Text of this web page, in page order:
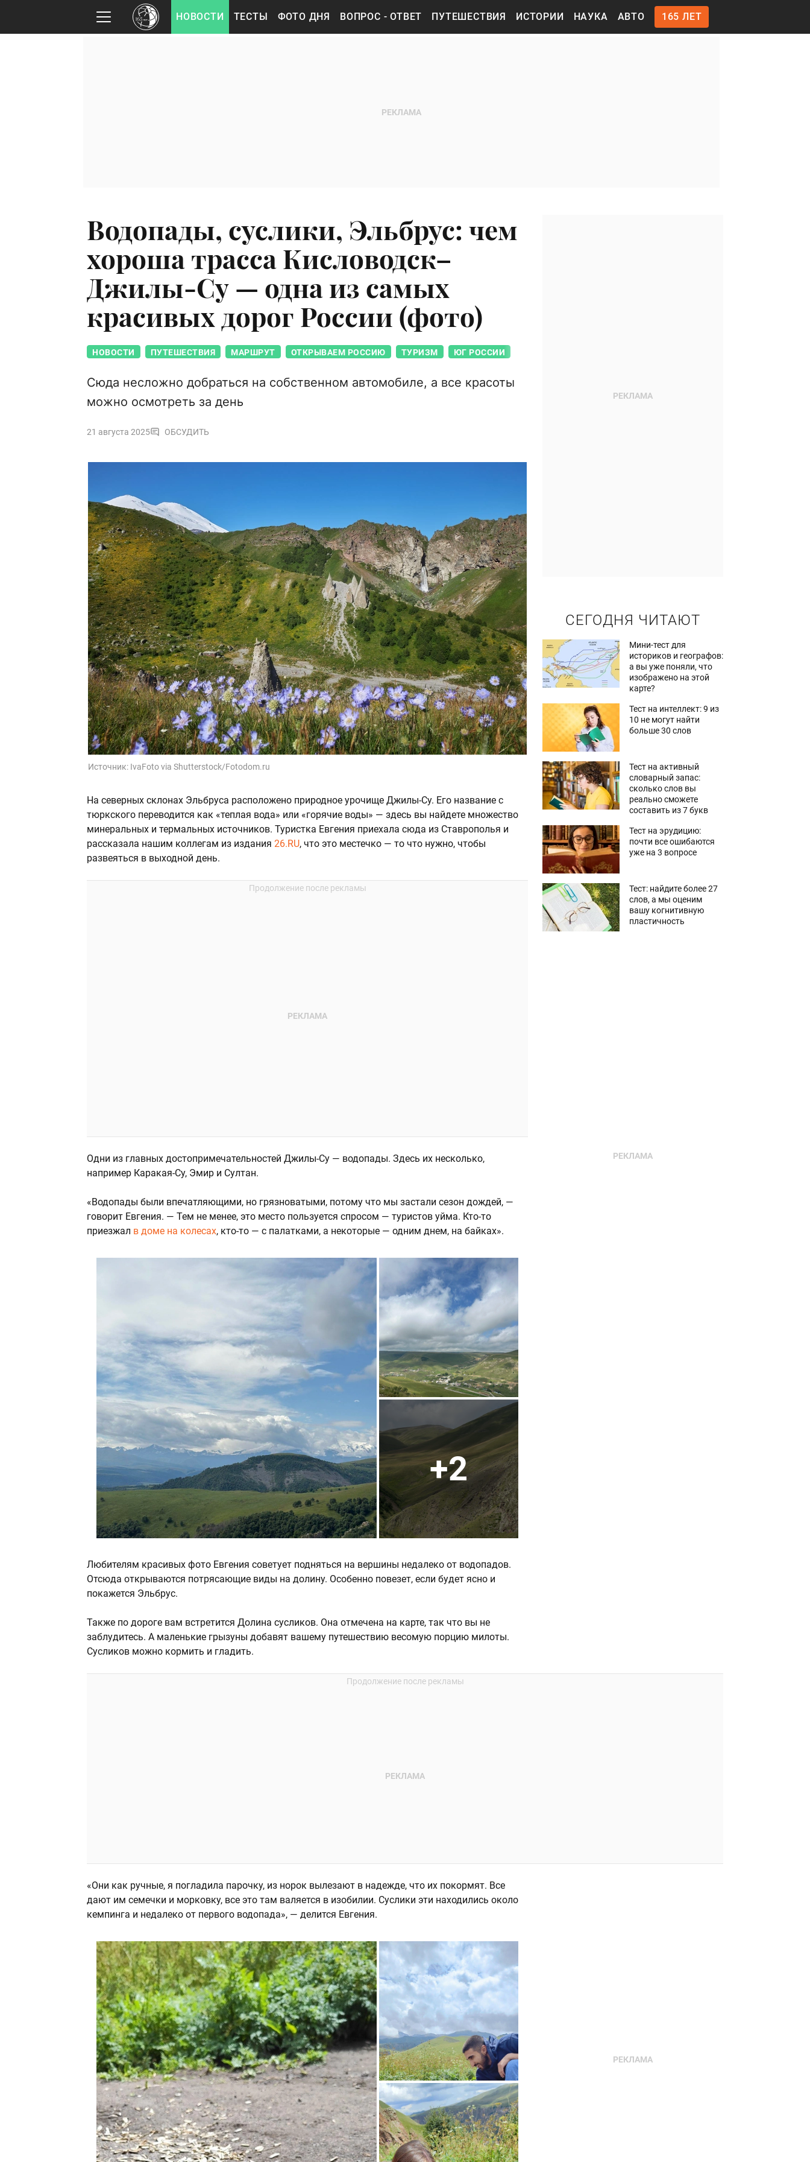
НОВОСТИ ТЕСТЫ ФОТО ДНЯ ВОПРОС - ОТВЕТ ПУТЕШЕСТВИЯ ИСТОРИИ НАУКА АВТО 165 ЛЕТ
Водопады, суслики, Эльбрус: чем
хороша трасса Кисловодск–
Джилы-Су — одна из самых
красивых дорог России (фото)
НОВОСТИ ПУТЕШЕСТВИЯ МАРШРУТ ОТКРЫВАЕМ РОССИЮ ТУРИЗМ ЮГ РОССИИ
Сюда несложно добраться на собственном автомобиле, а все красоты
можно осмотреть за день
21 августа 2025 ОБСУДИТЬ
Источник: IvaFoto via Shutterstock/Fotodom.ru
На северных склонах Эльбруса расположено природное урочище Джилы-Су. Его название с
тюркского переводится как «теплая вода» или «горячие воды» — здесь вы найдете множество
минеральных и термальных источников. Туристка Евгения приехала сюда из Ставрополья и
рассказала нашим коллегам из издания 26.RU, что это местечко — то что нужно, чтобы
развеяться в выходной день.
Одни из главных достопримечательностей Джилы-Су — водопады. Здесь их несколько,
например Каракая-Су, Эмир и Султан.
«Водопады были впечатляющими, но грязноватыми, потому что мы застали сезон дождей, —
говорит Евгения. — Тем не менее, это место пользуется спросом — туристов уйма. Кто-то
приезжал в доме на колесах, кто-то — с палатками, а некоторые — одним днем, на байках».
+2
Любителям красивых фото Евгения советует подняться на вершины недалеко от водопадов.
Отсюда открываются потрясающие виды на долину. Особенно повезет, если будет ясно и
покажется Эльбрус.
Также по дороге вам встретится Долина сусликов. Она отмечена на карте, так что вы не
заблудитесь. А маленькие грызуны добавят вашему путешествию весомую порцию милоты.
Сусликов можно кормить и гладить.
«Они как ручные, я погладила парочку, из норок вылезают в надежде, что их покормят. Все
дают им семечки и морковку, все это там валяется в изобилии. Суслики эти находились около
кемпинга и недалеко от первого водопада», — делится Евгения.
СЕГОДНЯ ЧИТАЮТ
Мини-тест для
историков и географов:
а вы уже поняли, что
изображено на этой
карте?
Тест на интеллект: 9 из
10 не могут найти
больше 30 слов
Тест на активный
словарный запас:
сколько слов вы
реально сможете
составить из 7 букв
Тест на эрудицию:
почти все ошибаются
уже на 3 вопросе
Тест: найдите более 27
слов, а мы оценим
вашу когнитивную
пластичность